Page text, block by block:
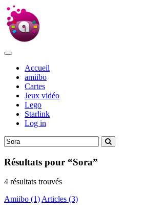
Accueil
amiibo
Cartes
Jeux vidéo
Lego
Starlink
Log in
Résultats pour “Sora”
4 résultats trouvés
Amiibo (1)Articles (3)